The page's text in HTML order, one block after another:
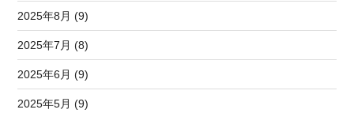
2025年8月 (9)
2025年7月 (8)
2025年6月 (9)
2025年5月 (9)